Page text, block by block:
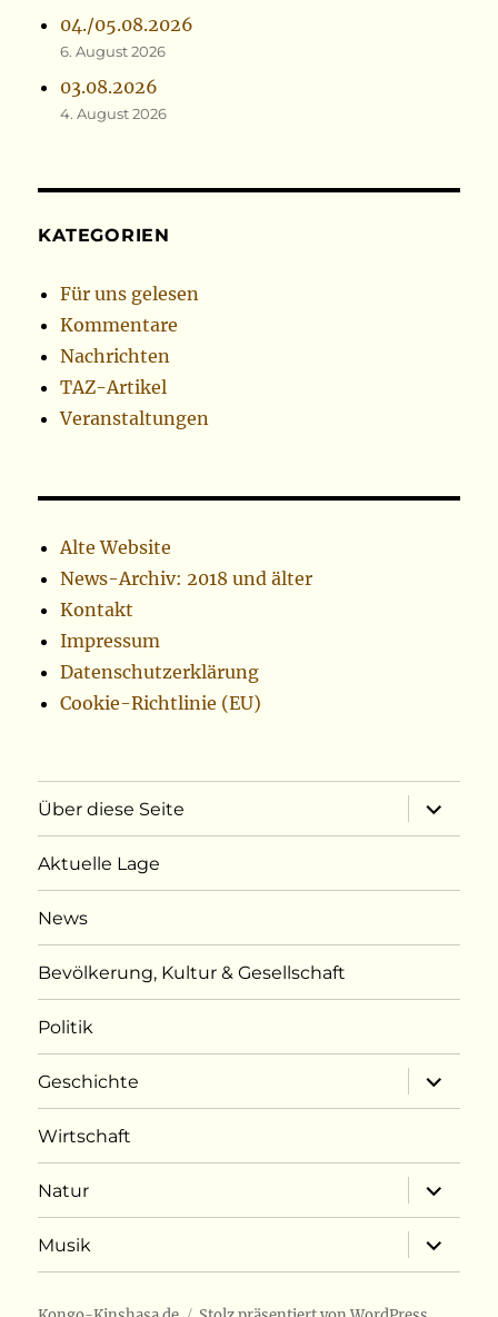
04./05.08.2026
6. August 2026
03.08.2026
4. August 2026
KATEGORIEN
Für uns gelesen
Kommentare
Nachrichten
TAZ-Artikel
Veranstaltungen
Alte Website
News-Archiv: 2018 und älter
Kontakt
Impressum
Datenschutzerklärung
Cookie-Richtlinie (EU)
Über diese Seite
öffnen
Aktuelle Lage
News
Bevölkerung, Kultur & Gesellschaft
Politik
Geschichte
öffnen
Wirtschaft
Natur
öffnen
Musik
öffnen